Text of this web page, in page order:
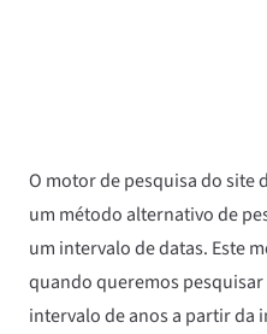
O motor de pesquisa do
um método alternativo de
um intervalo de datas. Este
quando queremos
intervalo de anos a partir da